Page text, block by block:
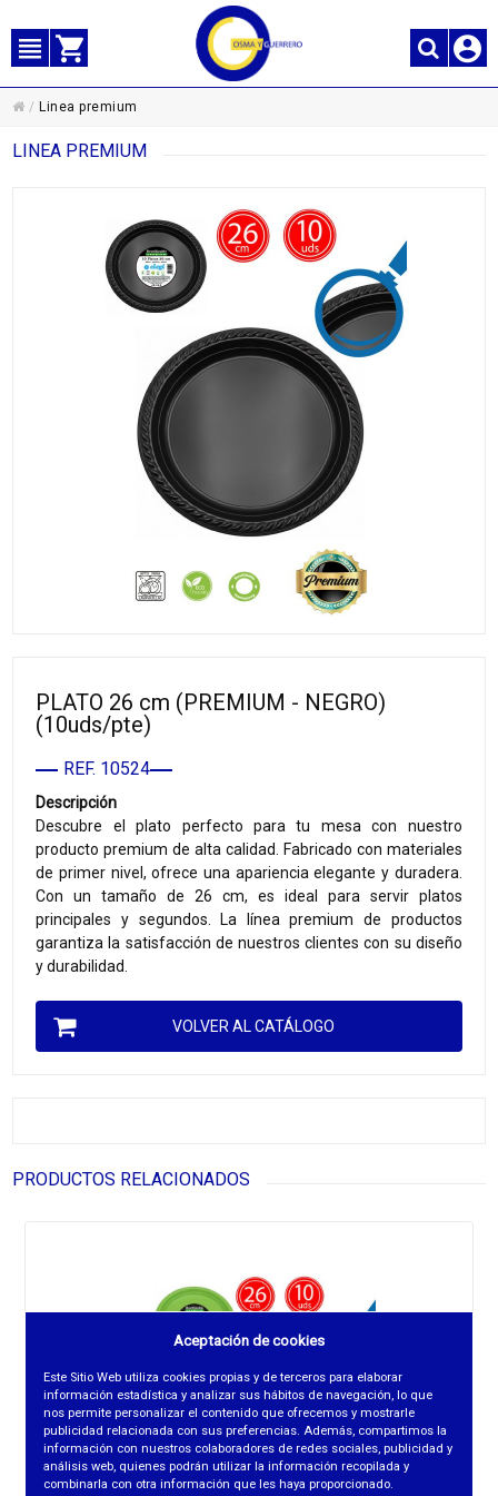
/ Linea premium
LINEA PREMIUM
PLATO 26 cm (PREMIUM - NEGRO)
(10uds/pte)
REF. 10524
Descripción
Descubre el plato perfecto para tu mesa con nuestro
producto premium de alta calidad. Fabricado con materiales
de primer nivel, ofrece una apariencia elegante y duradera.
Con un tamaño de 26 cm, es ideal para servir platos
principales y segundos. La línea premium de productos
garantiza la satisfacción de nuestros clientes con su diseño
y durabilidad.
VOLVER AL CATÁLOGO
PRODUCTOS RELACIONADOS
Aceptación de cookies
Este Sitio Web utiliza cookies propias y de terceros para elaborar
información estadística y analizar sus hábitos de navegación, lo que
nos permite personalizar el contenido que ofrecemos y mostrarle
publicidad relacionada con sus preferencias. Además, compartimos la
información con nuestros colaboradores de redes sociales, publicidad y
análisis web, quienes podrán utilizar la información recopilada y
combinarla con otra información que les haya proporcionado.